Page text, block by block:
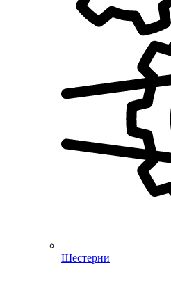
Шестерни